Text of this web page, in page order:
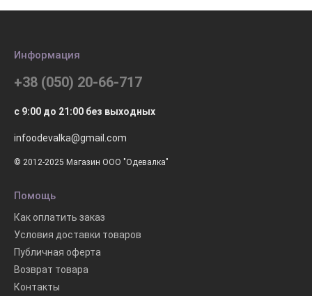
Информация
+38 (050) 20-66-717
с 9:00 до 21:00 без выходных
infoodevalka@gmail.com
© 2012-2025 Магазин ООО "Одевалка"
Помощь
Как оплатить заказ
Условия доставки товаров
Публичная оферта
Возврат товара
Контакты